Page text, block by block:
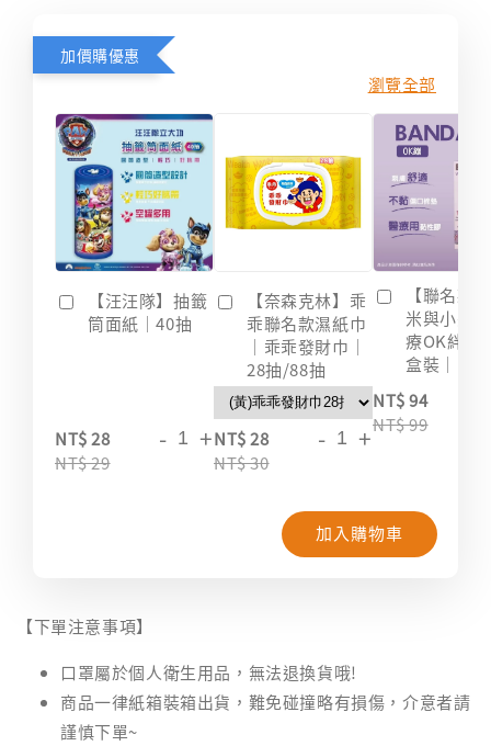
加價購優惠
瀏覽全部
【汪汪隊】抽籤
筒面紙｜40抽
NT$ 28
NT$ 29
- +
【奈森克林】乖
乖聯名款濕紙巾
｜乖乖發財巾｜
28抽/88抽
NT$ 28
NT$ 30
- +
【聯名款
米與小惡
療OK絆｜
盒裝｜台
NT$ 94
NT$ 99
加入購物車
【下單注意事項】
口罩屬於個人衛生用品，無法退換貨哦!
商品一律紙箱裝箱出貨，難免碰撞略有損傷，介意者請
謹慎下單~